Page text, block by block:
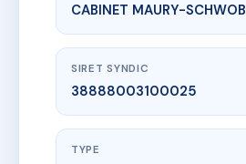
CABINET MAURY-SCHWOB
SIRET SYNDIC
38888003100025
TYPE